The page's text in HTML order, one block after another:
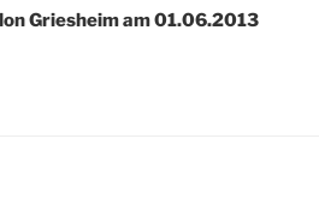
Griesheim am 01.06.2013